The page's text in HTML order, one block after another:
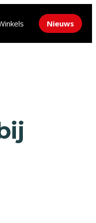
Nieuws